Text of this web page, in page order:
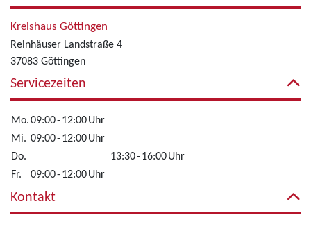
Kreishaus Göttingen
Reinhäuser Landstraße 4
37083 Göttingen
Servicezeiten
Mo.09:00-12:00Uhr
Mi. 09:00-12:00Uhr
Do.
13:30-16:00Uhr
Fr.
09:00-12:00Uhr
Kontakt